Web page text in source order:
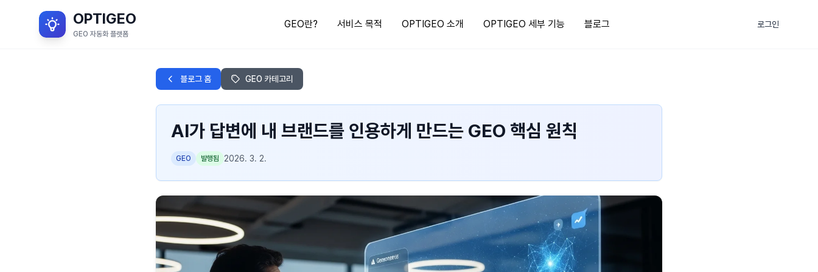
OPTIGEO
GEO 자동화 플랫폼
GEO란? 서비스 목적 OPTIGEO 소개 OPTIGEO 세부 기능 블로그 로그인
블로그 홈 GEO 카테고리
AI가 답변에 내 브랜드를 인용하게 만드는 GEO 핵심 원칙
GEO 발행됨 2026. 3. 2.